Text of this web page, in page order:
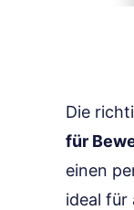
Die
für
einen
ideal für